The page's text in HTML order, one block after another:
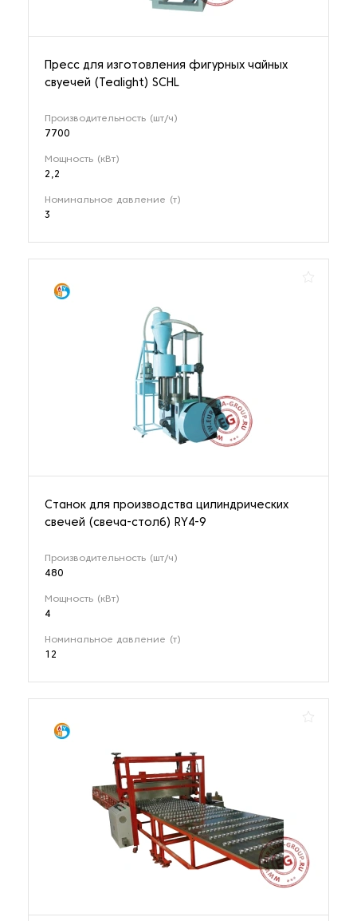
Пресс для изготовления фигурных чайных
свуечей (Tealight) SCHL
Производительность (шт/ч)
7700
Мощность (кВт)
2,2
Номинальное давление (т)
3
Станок для производства цилиндрических
свечей (свеча-столб) RY4-9
Производительность (шт/ч)
480
Мощность (кВт)
4
Номинальное давление (т)
12